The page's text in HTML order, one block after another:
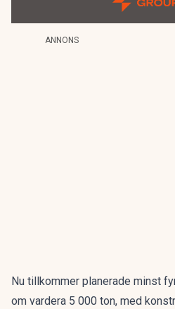
ANNONS
Nu tillkommer planerade minst
om vardera 5 000 ton, med